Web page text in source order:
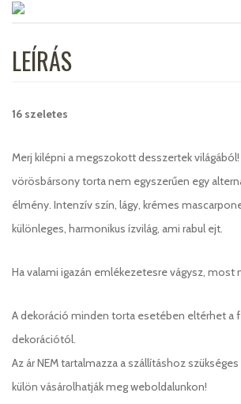
LEÍRÁS
16 szeletes
Merj kilépni a megszokott desszertek
vörösbársony torta nem egyszerűen egy
élmény. Intenzív szín, lágy, krémes
különleges, harmonikus ízvilág, ami rabul ejt.
Ha valami igazán emlékezetesre vágysz, most
A dekoráció minden torta esetében eltérhet a
dekorációtól.
Az ár NEM tartalmazza a szállításhoz
külön vásárolhatják meg weboldalunkon!